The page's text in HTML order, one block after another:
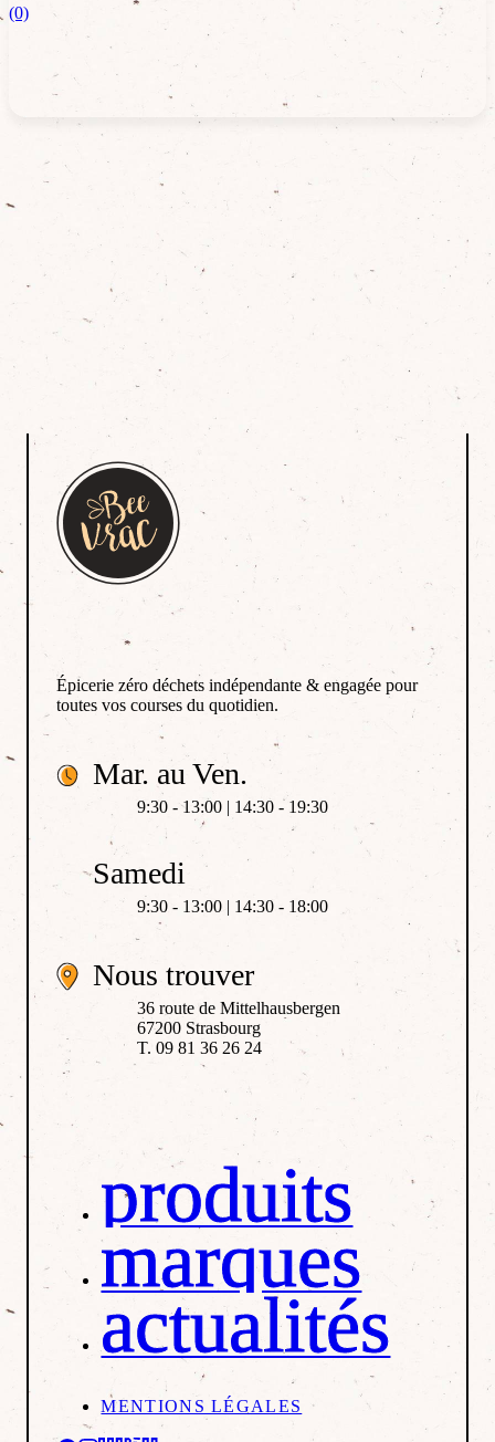
(0)
Épicerie zéro déchets indépendante & engagée pour
toutes vos courses du quotidien.
Mar. au Ven.
9:30 - 13:00 | 14:30 - 19:30
Samedi
9:30 - 13:00 | 14:30 - 18:00
Nous trouver
36 route de Mittelhausbergen
67200 Strasbourg
T. 09 81 36 26 24
produits
marques
actualités
MENTIONS LÉGALES